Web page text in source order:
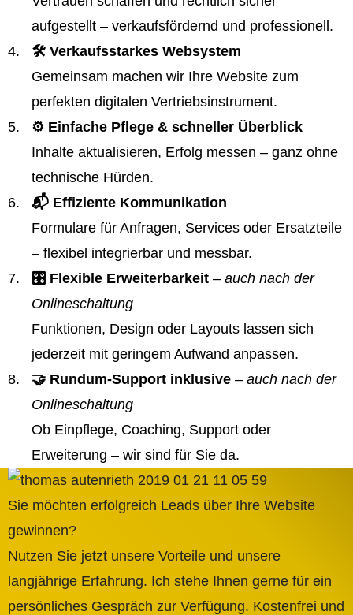
aufgestellt – verkaufsfördernd und professionell.
🛠️ Verkaufsstarkes Websystem
Gemeinsam machen wir Ihre Website zum
perfekten digitalen Vertriebsinstrument.
⚙️ Einfache Pflege & schneller Überblick
Inhalte aktualisieren, Erfolg messen – ganz ohne
technische Hürden.
📬 Effiziente Kommunikation
Formulare für Anfragen, Services oder Ersatzteile
– flexibel integrierbar und messbar.
🎛️ Flexible Erweiterbarkeit – auch nach der
Onlineschaltung
Funktionen, Design oder Layouts lassen sich
jederzeit mit geringem Aufwand anpassen.
🤝 Rundum-Support inklusive – auch nach der
Onlineschaltung
Ob Einpflege, Coaching, Support oder
Erweiterung – wir sind für Sie da.
Sie möchten erfolgreich Leads über Ihre Website
gewinnen?
Nutzen Sie jetzt unsere Vorteile und unsere
langjährige Erfahrung. Ich stehe Ihnen gerne für ein
persönliches Gespräch zur Verfügung. Kostenfrei und